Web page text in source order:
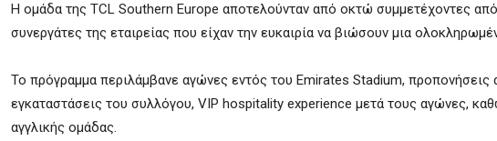
Η ομάδα της TCL Southern Europe αποτελούνταν από οκτώ συμμετέχοντες
συνεργάτες της εταιρείας που είχαν την ευκαιρία να βιώσουν μια
Το πρόγραμμα περιλάμβανε αγώνες εντός του Emirates Stadium, προπονήσεις
εγκαταστάσεις του συλλόγου, VIP hospitality experience μετά τους αγώνες,
αγγλικής ομάδας.